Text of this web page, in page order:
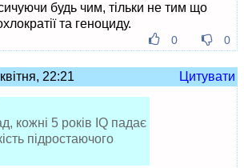
будь чим, тільки не тим що
та геноциду.
0 0
22:21 Цитувати
кожні 5 років IQ падає
підростаючого